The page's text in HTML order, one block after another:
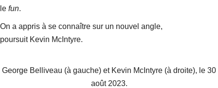
le fun.
On a appris à se connaître sur un nouvel angle,
poursuit Kevin McIntyre.
George Belliveau (à gauche) et Kevin McIntyre (à droite), le 30
août 2023.